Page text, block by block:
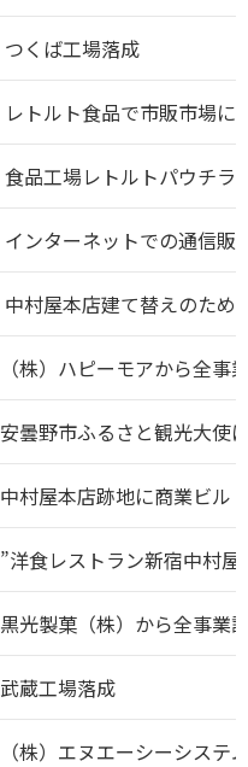
つくば工場落成
レトルト食品で市販市場に
食品工場レトルトパウチラ
インターネットでの通信販
中村屋本店建て替えのため
（株）ハピーモアから全事
安曇野市ふるさと観光大使
中村屋本店跡地に商業ビル
”洋食レストラン新宿中村屋
黒光製菓（株）から全事業
武蔵工場落成
（株）エヌエーシーシステ